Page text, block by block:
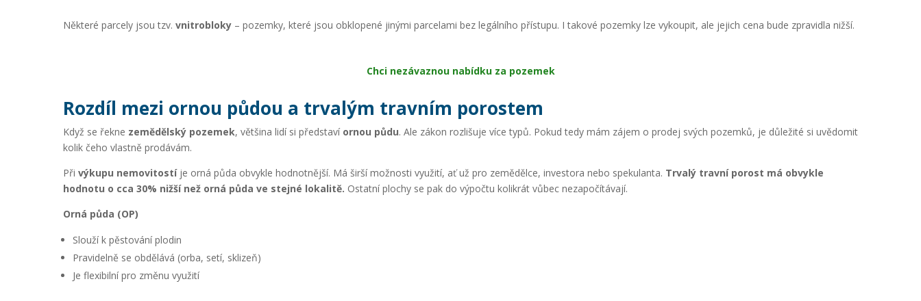
Některé parcely jsou tzv. vnitrobloky – pozemky, které jsou obklopené jinými parcelami bez legálního přístupu. I takové pozemky lze vykoupit, ale jejich cena bude zpravidla nižší.
Chci nezávaznou nabídku za pozemek
Rozdíl mezi ornou půdou a trvalým travním porostem
Když se řekne zemědělský pozemek, většina lidí si představí ornou půdu. Ale zákon rozlišuje více typů. Pokud tedy mám zájem o prodej svých pozemků, je důležité si uvědomit
kolik čeho vlastně prodávám.
Při výkupu nemovitostíje orná půda obvykle hodnotnější. Má širší možnosti využití, ať už pro zemědělce, investora nebo spekulanta. Trvalý travní porost má obvykle
hodnotu o cca 30% nižší než orná půda ve stejné lokalitě. Ostatní plochy se pak do výpočtu kolikrát vůbec nezapočítávají.
Orná půda (OP)
Slouží k pěstování plodin
Pravidelně se obdělává (orba, setí, sklizeň)
Je flexibilní pro změnu využití